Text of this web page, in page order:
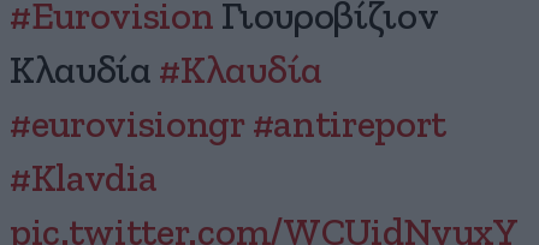
#Eurovision Γιουροβίζιον
Κλαυδία #Κλαυδία
#eurovisiongr #antireport
#Klavdia
pic.twitter.com/WCUidNyuxY